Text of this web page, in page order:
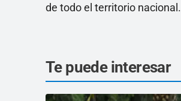
de todo el territorio nacional.
Te puede interesar